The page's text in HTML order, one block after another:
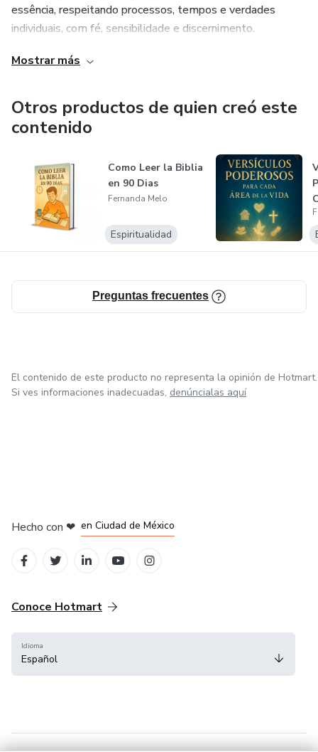
essência, respeitando processos, tempos e verdades
individuais, com fé, sensibilidade e discernimento.
Com amor.
Mostrar más
Otros productos de quien creó este
contenido
Como Leer la Biblia
en 90 Dias
Fernanda Melo
Espiritualidad
Preguntas frecuentes
El contenido de este producto no representa la opinión de Hotmart.
Si ves informaciones inadecuadas, denúncialas aquí
Hecho con ❤ en Ciudad de México
Conoce Hotmart
Idioma
Español